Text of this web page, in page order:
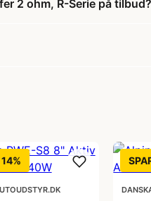
2 ohm, R-Serie på tilbud?